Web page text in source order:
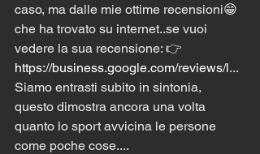
caso, ma dalle mie ottime recensioni😁
che ha trovato su internet..se vuoi
vedere la sua recensione: 👉
https://business.google.com/reviews/l...
Siamo entrasti subito in sintonia,
questo dimostra ancora una volta
quanto lo sport avvicina le persone
come poche cose....